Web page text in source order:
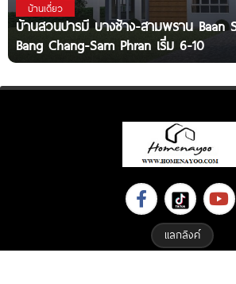
บ้านเดี่ยว
บ้านสวนปารมี บางช้าง-สามพราน Baan
Bang Chang-Sam Phran เริ่ม 6-10
แลกลิงค์